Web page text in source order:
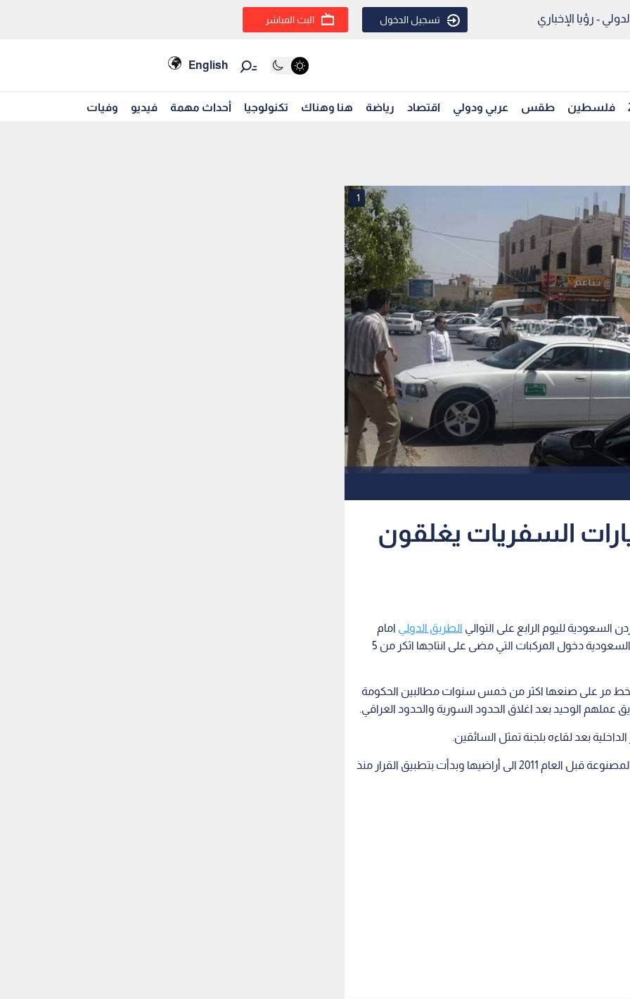
- رؤيا الإخباري تسجيل الدخول البث المباشر
English
فلسطين طقس عربي ودولي اقتصاد رياضة هنا وهناك تكنولوجيا أحداث مهمة فيديو وفيات
1
السفريات يغلقون
لليوم الرابع على التوالي الطريق الدولي امام
متصرفية لواء الرمثا احتجاجا على منع المملكة العربية السعودية دخول المركبات التي مضى على انتاجها اثكر من 5
الخط مر على صنعها اكثر من خمس سنوات مطالبين الحكومة
الوحيد بعد اغلاق الحدود السورية والحدود العراقي.
بعد لقاءه بلجنة تمثل السائقين.
يذكر ان السلطات السعودية منعت دخول المركبات المصنوعة قبل العام 2011 الى أراضيها وبدأت بتطبيق القرار منذ